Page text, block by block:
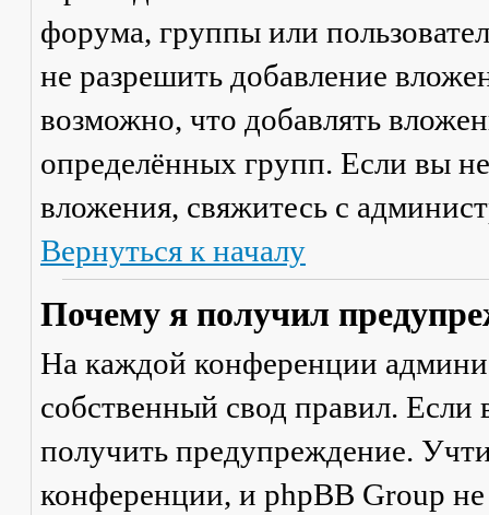
форума, группы или
не разрешить добавление
возможно, что добавлять
определённых групп. Если вы
вложения, свяжитесь с
Вернуться к началу
Почему я получил
На каждой конференции
собственный свод правил.
получить предупреждение.
конференции, и phpBB Group